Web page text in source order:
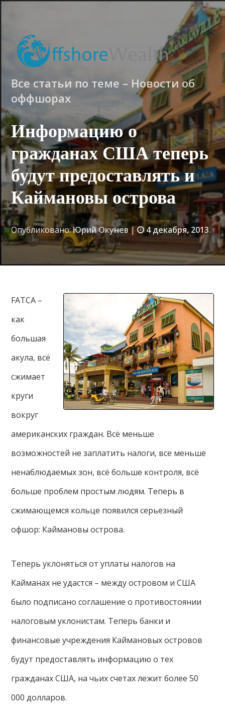
Все статьи по теме – Новости об
оффшорах
Информацию о
гражданах США теперь
будут предоставлять и
Каймановы острова
Опубликовано:Юрий Окунев | 4 декабря, 2013.
FATCA –
как
большая
акула, всё
сжимает
круги
вокруг
американских граждан. Всё меньше
возможностей не заплатить налоги, все меньше
ненаблюдаемых зон, всё больше контроля, всё
больше проблем простым людям. Теперь в
сжимающемся кольце появился серьезный
офшор: Каймановы острова.
Теперь уклоняться от уплаты налогов на
Кайманах не удастся – между островом и США
было подписано соглашение о противостоянии
налоговым уклонистам. Теперь банки и
финансовые учреждения Каймановых островов
будут предоставлять информацию о тех
гражданах США, на чьих счетах лежит более 50
000 долларов.